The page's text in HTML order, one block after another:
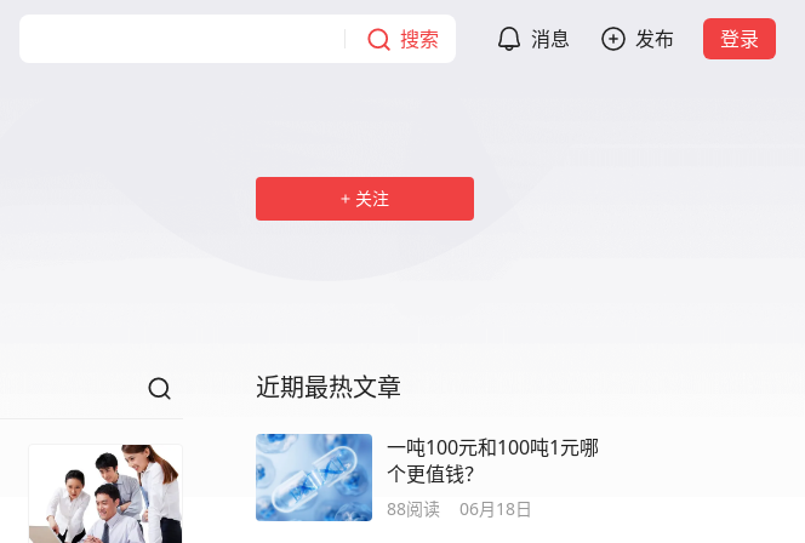
搜索 消息 发布 登录
关注
近期最热文章
一吨100元和100吨1元哪
个更值钱？
88阅读 06月18日